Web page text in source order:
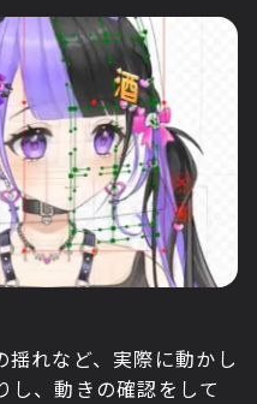
れなど、実際に動かし
し、動きの確認をして